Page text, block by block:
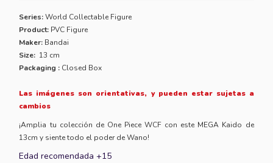
Series:World Collectable Figure
Product: PVC Figure
Maker: Bandai
Size: 13 cm
Packaging : Closed Box
Las imágenes son orientativas, y pueden estar sujetas a
cambios
¡Amplia tu colección de One Piece WCF con este MEGA Kaido de
13cm y siente todo el poder de Wano!
Edad recomendada +15